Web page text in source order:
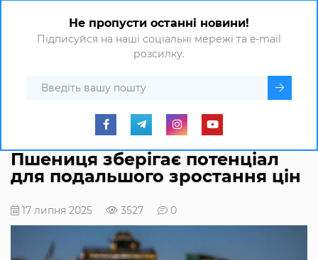
Не пропусти останні новини!
Підписуйся на наші соціальні мережі та e-mail
розсилку.
Пшениця зберігає потенціал
для подальшого зростання цін
17 липня 2025 3527 0